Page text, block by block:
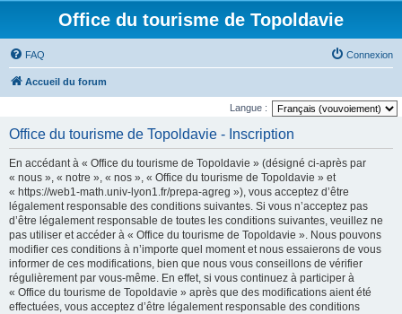
Office du tourisme de Topoldavie
FAQ Connexion
Accueil du forum
Langue :
Office du tourisme de Topoldavie - Inscription
En accédant à « Office du tourisme de Topoldavie » (désigné ci-après par
« nous », « notre », « nos », « Office du tourisme de Topoldavie » et
« https://web1-math.univ-lyon1.fr/prepa-agreg »), vous acceptez d’être
légalement responsable des conditions suivantes. Si vous n’acceptez pas
d’être légalement responsable de toutes les conditions suivantes, veuillez ne
pas utiliser et accéder à « Office du tourisme de Topoldavie ». Nous pouvons
modifier ces conditions à n’importe quel moment et nous essaierons de vous
informer de ces modifications, bien que nous vous conseillons de vérifier
régulièrement par vous-même. En effet, si vous continuez à participer à
« Office du tourisme de Topoldavie » après que des modifications aient été
effectuées, vous acceptez d’être légalement responsable des conditions